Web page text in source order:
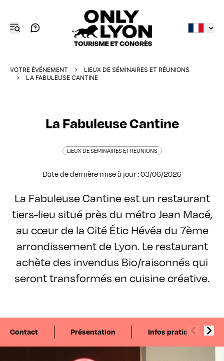
VOTRE ÉVÉNEMENT
LIEUX DE SÉMINAIRES ET RÉUNIONS
LA FABULEUSE CANTINE
La Fabuleuse Cantine
LIEUX DE SÉMINAIRES ET RÉUNIONS
Date de dernière mise à jour : 03/06/2026
La Fabuleuse Cantine est un restaurant
tiers-lieu situé près du métro Jean Macé,
au cœur de la Cité Étic Hévéa du 7ème
arrondissement de Lyon. Le restaurant
achète des invendus Bio/raisonnés qui
seront transformés en cuisine créative.
Contact Présentation Infos pratiques